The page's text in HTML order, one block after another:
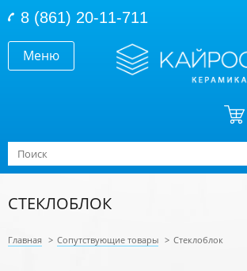
Меню
8 (861) 20-11-711
Форма поиска
Поиск
СТЕКЛОБЛОК
Главная > Сопутствующие товары > Стеклоблок